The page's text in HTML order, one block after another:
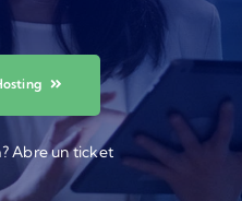
Abre un ticket